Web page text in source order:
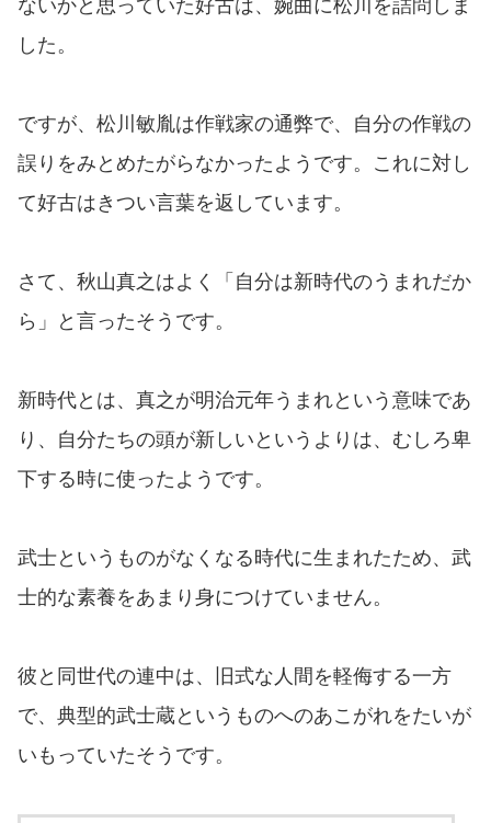
ないかと思っていた好古は、婉曲に松川を詰問しま
した。
ですが、松川敏胤は作戦家の通弊で、自分の作戦の
誤りをみとめたがらなかったようです。これに対し
て好古はきつい言葉を返しています。
さて、秋山真之はよく「自分は新時代のうまれだか
ら」と言ったそうです。
新時代とは、真之が明治元年うまれという意味であ
り、自分たちの頭が新しいというよりは、むしろ卑
下する時に使ったようです。
武士というものがなくなる時代に生まれたため、武
士的な素養をあまり身につけていません。
彼と同世代の連中は、旧式な人間を軽侮する一方
で、典型的武士蔵というものへのあこがれをたいが
いもっていたそうです。